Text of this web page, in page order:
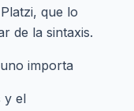
que lo
de la sintaxis.
importa
y el